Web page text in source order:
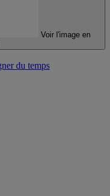
Voir l'image en